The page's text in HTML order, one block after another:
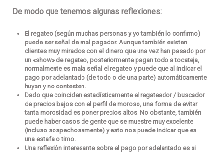
De modo que tenemos algunas reflexiones:
El regateo (según muchas personas y yo también lo confirmo)
puede ser señal de mal pagador. Aunque también existen
clientes muy mirados con el dinero que una vez han pasado por
un «show» de regateo, posteriormente pagan todo a tocateja,
normalmente es mala señal el regateo y puede que al indicar el
pago por adelantado (de todo o de una parte) automáticamente
huyan y no contesten.
Dado que coinciden estadísticamente el regateador / buscador
de precios bajos con el perfil de moroso, una forma de evitar
tanta morosidad es poner precios altos. No obstante, también
puede haber casos de gente que se muestre muy excelente
(incluso sospechosamente) y esto nos puede indicar que es
una estafa o timo.
Una reflexión interesante sobre el pago por adelantado es si